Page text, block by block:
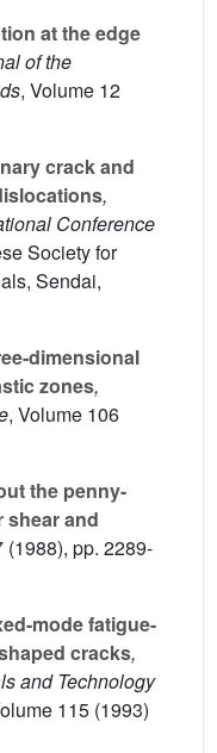
at the edge
of the
, Volume 12
crack and
,
Conference
Society for
Sendai,
dimensional
zones,
, Volume 106
the penny-
shear and
(1988), pp. 2289-
mode fatigue-
cracks,
and Technology
115 (1993)